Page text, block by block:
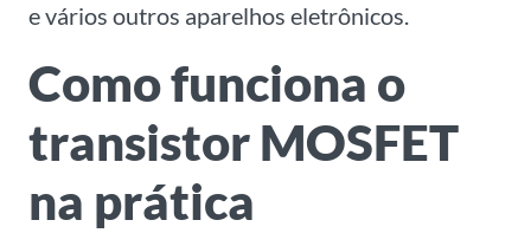
e vários outros aparelhos eletrônicos.
Como funciona o
transistor MOSFET
na prática